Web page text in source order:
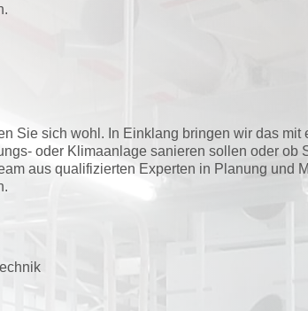
Sie sich wohl. In Einklang bringen wir das mit
oder Klimaanlage sanieren sollen oder ob
aus qualifizierten Experten in Planung und